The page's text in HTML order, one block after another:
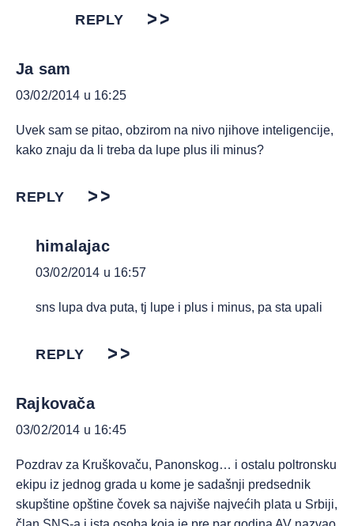
REPLY
Ja sam
03/02/2014 u 16:25
Uvek sam se pitao, obzirom na nivo njihove inteligencije,
kako znaju da li treba da lupe plus ili minus?
REPLY
himalajac
03/02/2014 u 16:57
sns lupa dva puta, tj lupe i plus i minus, pa sta upali
REPLY
Rajkovača
03/02/2014 u 16:45
Pozdrav za Kruškovaču, Panonskog… i ostalu poltronsku
ekipu iz jednog grada u kome je sadašnji predsednik
skupštine opštine čovek sa najviše najvećih plata u Srbiji,